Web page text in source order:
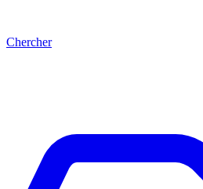
Chercher